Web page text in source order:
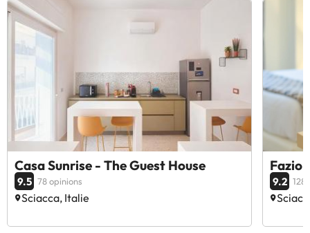
Casa Sunrise - The Guest House
9.5 78 opinions
Sciacca, Italie
Fazio
9.2 128